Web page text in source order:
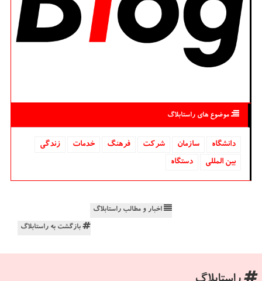
موضوع های راستابلاگ
دانشگاه‌ سازمان شركت فرهنگ خدمات
زندگی
بین المللی
دستگاه
اخبار و مطالب راستابلاگ
بازگشت به راستابلاگ